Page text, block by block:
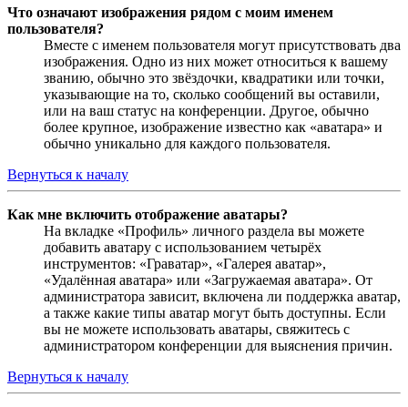
Что означают изображения рядом с моим именем
пользователя?
Вместе с именем пользователя могут присутствовать два
изображения. Одно из них может относиться к вашему
званию, обычно это звёздочки, квадратики или точки,
указывающие на то, сколько сообщений вы оставили,
или на ваш статус на конференции. Другое, обычно
более крупное, изображение известно как «аватара» и
обычно уникально для каждого пользователя.
Вернуться к началу
Как мне включить отображение аватары?
На вкладке «Профиль» личного раздела вы можете
добавить аватару с использованием четырёх
инструментов: «Граватар», «Галерея аватар»,
«Удалённая аватара» или «Загружаемая аватара». От
администратора зависит, включена ли поддержка аватар,
а также какие типы аватар могут быть доступны. Если
вы не можете использовать аватары, свяжитесь с
администратором конференции для выяснения причин.
Вернуться к началу